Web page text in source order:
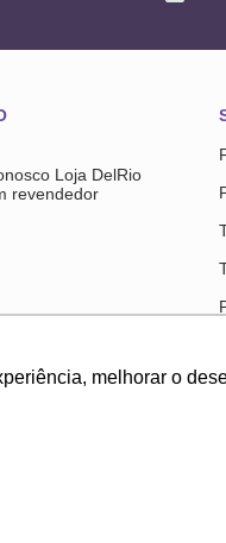
melhorar o
Loja DelRio
revendedor
A loja online DelRio é operada